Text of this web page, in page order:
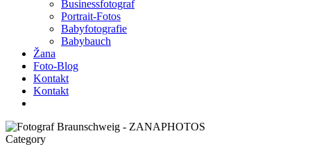
Businessfotograf
Portrait-Fotos
Babyfotografie
Babybauch
Žana
Foto-Blog
Kontakt
Kontakt
Category